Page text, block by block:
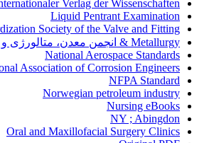
Verlag der Wissenschaften
Liquid Pentrant Examination
Society of the Valve and Fitting
Metallurgy & انجمن معدن، متالورژی و اکتشاف
National Aerospace Standards
Association of Corrosion Engineers
NFPA Standard
Norwegian petroleum industry
Nursing eBooks
NY ; Abingdon
Oral and Maxillofacial Surgery Clinics